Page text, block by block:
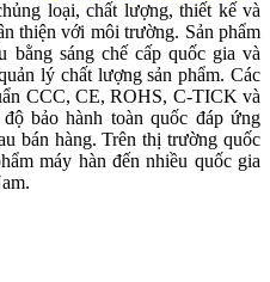
loại, chất lượng, thiết kế và
thiện với môi trường. Sản phẩm
bằng sáng chế cấp quốc gia và
lý chất lượng sản phẩm. Các
CCC, CE, ROHS, C-TICK và
bảo hành toàn quốc đáp ứng
bán hàng. Trên thị trường quốc
máy hàn đến nhiều quốc gia